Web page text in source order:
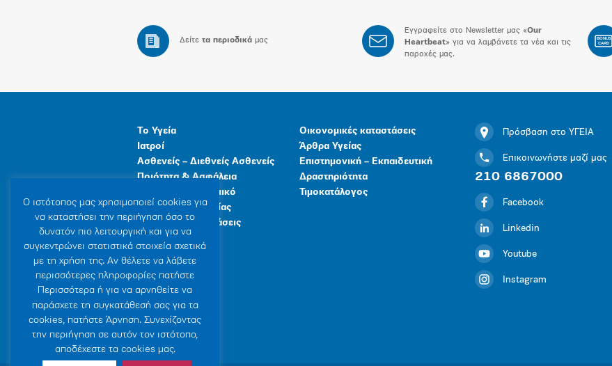
Δείτε τα περιοδικά μας
Εγγραφείτε στο Newsletter μας «Our
Heartbeat» για να λαμβάνετε τα νέα και τις
παροχές μας.
BONUS
CARD
Το Υγεία
Ιατροί
Ασθενείς – Διεθνείς Ασθενείς
Ποιότητα & Ασφάλεια
Ανθρώπινο Δυναμικό
Προγράμματα Υγείας
Γενικές Εγκαταστάσεις
Οικονομικές καταστάσεις
Άρθρα Υγείας
Επιστημονική – Εκπαιδευτική
Δραστηριότητα
Τιμοκατάλογος
Πρόσβαση στο ΥΓΕΙΑ
Επικοινωνήστε μαζί μας
210 6867000
Facebook
Linkedin
Youtube
Instagram
Ο ιστότοπoς μας χρησιμοποιεί cookies για
να καταστήσει την περιήγηση όσο το
δυνατόν πιο λειτουργική και για να
συγκεντρώνει στατιστικά στοιχεία σχετικά
με τη χρήση της. Αν θέλετε να λάβετε
περισσότερες πληροφορίες πατήστε
Περισσότερα ή για να αρνηθείτε να
παράσχετε τη συγκατάθεσή σας για τα
cookies, πατήστε Άρνηση. Συνεχίζοντας
την περιήγηση σε αυτόν τον ιστότοπο,
αποδέχεστε τα cookies μας.